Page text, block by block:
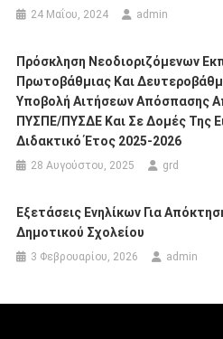
24 Μαΐου, 2024 admin
Πρόσκληση Νεοδιοριζόμενων
Πρωτοβάθμιας Και
Υποβολή Αιτήσεων Απόσπασης
ΠΥΣΠΕ/ΠΥΣΔΕ Και Σε Δομές Της
Διδακτικό Έτος 2025-2026
28 Αυγούστου, 2025 grd
Εξετάσεις Ενηλίκων Για
Δημοτικού Σχολείου
3 Φεβρουαρίου, 2026 admin